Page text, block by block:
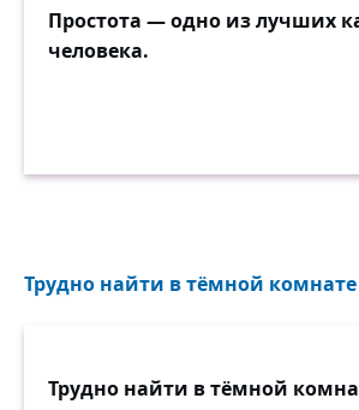
Простота — одно из лучших
человека.
Трудно найти в тёмной комнате
Трудно найти в тёмной